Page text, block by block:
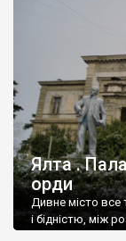
Ялта .
орди
Дивне місто все
і бідністю, між